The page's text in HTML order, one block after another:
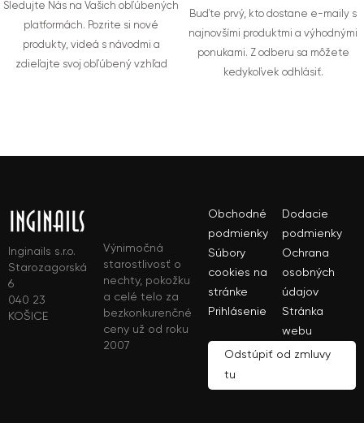
Sledujte Nás na Vašich obľúbených
platformách. Pozrite si nové
produkty, videá s návodmi a
zdieľajte svoj obľúbený vzhľad
Buďte prvý, kto dostane e-maily s
najnovšími produktmi a výhodnými
ponukami. Z odberu sa môžete
kedykoľvek odhlásiť.
Inginails s.r.o.
Starozagorská
6
040 23
KOŠICE
Výnimočná
starostlivosť o
nechty, pokožku
a celé telo za
bezkonkurenčné
ceny už od roku
2007
Obchodné
podmienky
Dodacie
podmienky
Súbory
cookies na
stránke
Ochrana
osobných
údajov
Prihlásenie
Stránka
webu
Odstúpiť od zmluvy
tu